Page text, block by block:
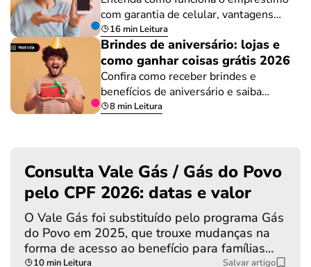
com garantia de celular, vantagens…
16 min Leitura
Brindes de aniversário: lojas e
como ganhar coisas grátis 2026
Confira como receber brindes e
benefícios de aniversário e saiba…
8 min Leitura
Consulta Vale Gás / Gás do Povo
pelo CPF 2026: datas e valor
O Vale Gás foi substituído pelo programa Gás
do Povo em 2025, que trouxe mudanças na
forma de acesso ao benefício para famílias…
10 min Leitura Salvar artigo